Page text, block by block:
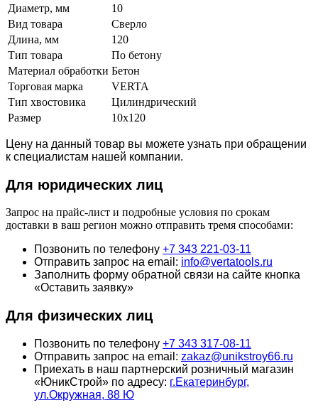
Диаметр, мм
10
Вид товара
Сверло
Длина, мм
120
Тип товара
По бетону
Материал обработки Бетон
Торговая марка
VERTA
Тип хвостовика
Цилиндрический
Размер
10х120
Цену на данный товар вы можете узнать при обращении
к специалистам нашей компании.
Для юридических лиц
Запрос на прайс-лист и подробные условия по срокам
доставки в ваш регион можно отправить тремя способами:
Позвонить по телефону +7 343 221-03-11
Отправить запрос на email: info@vertatools.ru
Заполнить форму обратной связи на сайте кнопка
«Оставить заявку»
Для физических лиц
Позвонить по телефону +7 343 317-08-11
Отправить запрос на email: zakaz@unikstroy66.ru
Приехать в наш партнерский розничный магазин
«ЮникСтрой» по адресу: г.Екатеринбург,
ул.Окружная, 88 Ю